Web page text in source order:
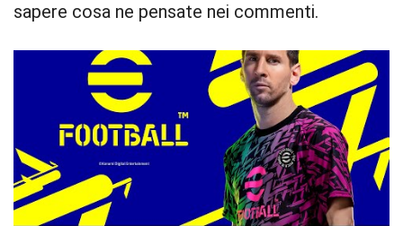
sapere cosa ne pensate nei commenti.